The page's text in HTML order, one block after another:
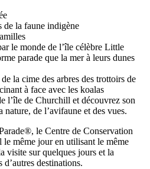
de la faune indigène
le monde de l’île célèbre Little
parade que la mer à leurs dunes
la cime des arbres des trottoirs de
à face avec les koalas
l’île de Churchill et découvrez son
nature, de l’avifaune et des vues.
le Centre de Conservation
même jour en utilisant le même
visite sur quelques jours et la
destinations.